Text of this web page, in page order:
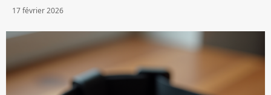
17 février 2026